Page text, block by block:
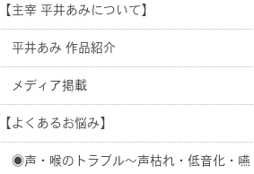
【主宰 平井あみについて】
平井あみ 作品紹介
メディア掲載
【よくあるお悩み】
◉声・喉のトラブル〜声枯れ・低音化・嚥